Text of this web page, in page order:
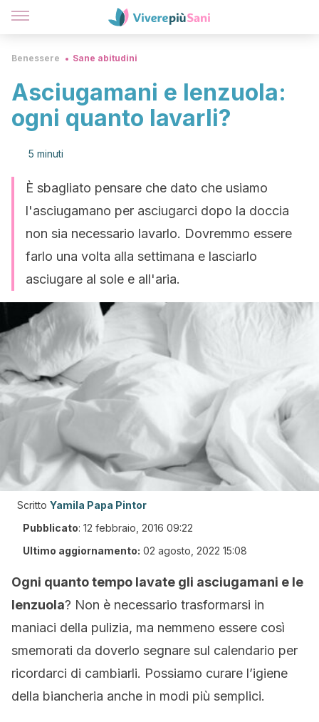
Benessere Sane abitudini
Asciugamani e lenzuola:
ogni quanto lavarli?
5 minuti
È sbagliato pensare che dato che usiamo
l'asciugamano per asciugarci dopo la doccia
non sia necessario lavarlo. Dovremmo essere
farlo una volta alla settimana e lasciarlo
asciugare al sole e all'aria.
Scritto Yamila Papa Pintor
Pubblicato: 12 febbraio, 2016 09:22
Ultimo aggiornamento: 02 agosto, 2022 15:08
Ogni quanto tempo lavate gli asciugamani e le
lenzuola? Non è necessario trasformarsi in
maniaci della pulizia, ma nemmeno essere così
smemorati da doverlo segnare sul calendario per
ricordarci di cambiarli. Possiamo curare l’igiene
della biancheria anche in modi più semplici.